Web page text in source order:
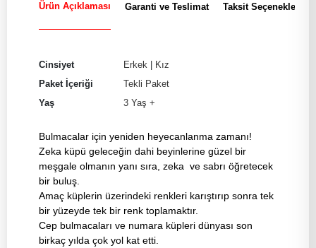
Ürün Açıklaması Garanti ve Teslimat Taksit Seçenekleri
Cinsiyet Erkek | Kız
Paket İçeriği
Tekli Paket
Yaş
3 Yaş +
Bulmacalar için yeniden heyecanlanma zamanı!
Zeka küpü geleceğin dahi beyinlerine güzel bir
meşgale olmanın yanı sıra, zeka ve sabrı öğretecek
bir buluş.
Amaç küplerin üzerindeki renkleri karıştırıp sonra tek
bir yüzeyde tek bir renk toplamaktır.
Cep bulmacaları ve numara küpleri dünyası son
birkaç yılda çok yol kat etti.